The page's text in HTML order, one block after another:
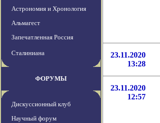
Астрономия и Хронология
Альмагест
Запечатленная Россия
Сталиниана
ФОРУМЫ
Дискуссионный клуб
Научный форум
23.11.2020
13:28
23.11.2020
12:57